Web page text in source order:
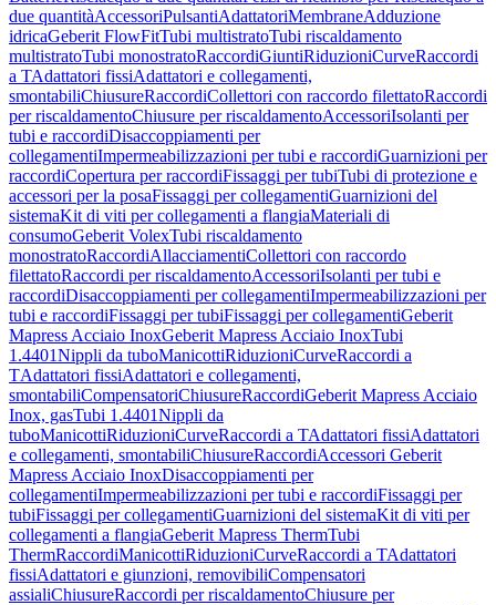
due quantitàAccessoriPulsantiAdattatoriMembraneAdduzione
idricaGeberit FlowFitTubi multistratoTubi riscaldamento
multistratoTubi monostratoRaccordiGiuntiRiduzioniCurveRaccordi
a TAdattatori fissiAdattatori e collegamenti,
smontabiliChiusureRaccordiCollettori con raccordo filettatoRaccordi
per riscaldamentoChiusure per riscaldamentoAccessoriIsolanti per
tubi e raccordiDisaccoppiamenti per
collegamentiImpermeabilizzazioni per tubi e raccordiGuarnizioni per
raccordiCopertura per raccordiFissaggi per tubiTubi di protezione e
accessori per la posaFissaggi per collegamentiGuarnizioni del
sistemaKit di viti per collegamenti a flangiaMateriali di
consumoGeberit VolexTubi riscaldamento
monostratoRaccordiAllacciamentiCollettori con raccordo
filettatoRaccordi per riscaldamentoAccessoriIsolanti per tubi e
raccordiDisaccoppiamenti per collegamentiImpermeabilizzazioni per
tubi e raccordiFissaggi per tubiFissaggi per collegamentiGeberit
Mapress Acciaio InoxGeberit Mapress Acciaio InoxTubi
1.4401Nippli da tuboManicottiRiduzioniCurveRaccordi a
TAdattatori fissiAdattatori e collegamenti,
smontabiliCompensatoriChiusureRaccordiGeberit Mapress Acciaio
Inox, gasTubi 1.4401Nippli da
tuboManicottiRiduzioniCurveRaccordi a TAdattatori fissiAdattatori
e collegamenti, smontabiliChiusureRaccordiAccessori Geberit
Mapress Acciaio InoxDisaccoppiamenti per
collegamentiImpermeabilizzazioni per tubi e raccordiFissaggi per
tubiFissaggi per collegamentiGuarnizioni del sistemaKit di viti per
collegamenti a flangiaGeberit Mapress ThermTubi
ThermRaccordiManicottiRiduzioniCurveRaccordi a TAdattatori
fissiAdattatori e giunzioni, removibiliCompensatori
assialiChiusureRaccordi per riscaldamentoChiusure per